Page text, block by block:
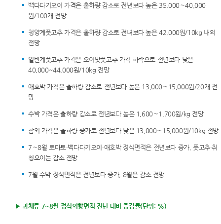
백다다기오이 가격은 출하량 감소로 전년보다 높은 35,000∼40,000
원/100개 전망
청양계풋고추 가격은 출하량 감소로 전녀보다 높은 42,000원/10kg 내외
전망
일반계풋고추 가격은 오이맛풋고추 가격 하락으로 전년보다 낮은
40,000~44,000원/10kg 전망
애호박 가격은 출하량 감소로 전년보다 높은 13,000∼15,000원/20개 전
망
수박 가격은 출하량 감소로 전년보다 높은 1,600∼1,700원/kg 전망
참외 가격은 출하량 증가로 전년보다 낮은 13,000∼15,000원/10kg 전망
7∼8월 토마토·백다다기오이·애호박 정식면적은 전년보다 증가, 풋고추·취
청오이는 감소 전망
7월 수박 정식면적은 전년보다 증가, 8월은 감소 전망
▶ 과채류 7~8월 정식의향면적 전년 대비 증감률(단위: %)